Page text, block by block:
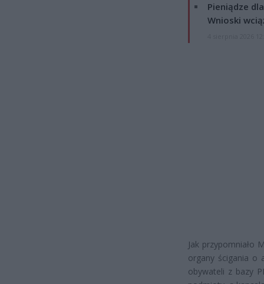
Pieniądze
Wnioski
Jak przypomniało
organy ścigania o
obywateli z bazy